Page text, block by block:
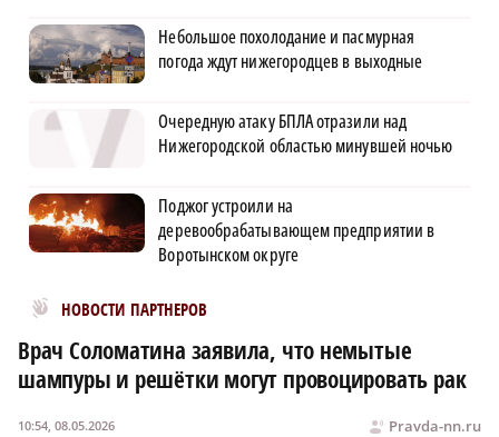
Небольшое похолодание и пасмурная
погода ждут нижегородцев в выходные
Очередную атаку БПЛА отразили над
Нижегородской областью минувшей ночью
Поджог устроили на
деревообрабатывающем предприятии в
Воротынском округе
НОВОСТИ ПАРТНЕРОВ
Новости МирТесен
Врач Соломатина заявила, что немытые
шампуры и решётки могут провоцировать рак
Pravda-nn.ru
10:54, 08.05.2026